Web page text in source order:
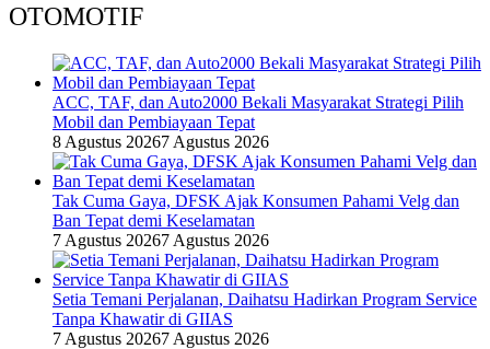
OTOMOTIF
ACC, TAF, dan Auto2000 Bekali Masyarakat Strategi Pilih
Mobil dan Pembiayaan Tepat
8 Agustus 20267 Agustus 2026
Tak Cuma Gaya, DFSK Ajak Konsumen Pahami Velg dan
Ban Tepat demi Keselamatan
7 Agustus 20267 Agustus 2026
Setia Temani Perjalanan, Daihatsu Hadirkan Program Service
Tanpa Khawatir di GIIAS
7 Agustus 20267 Agustus 2026